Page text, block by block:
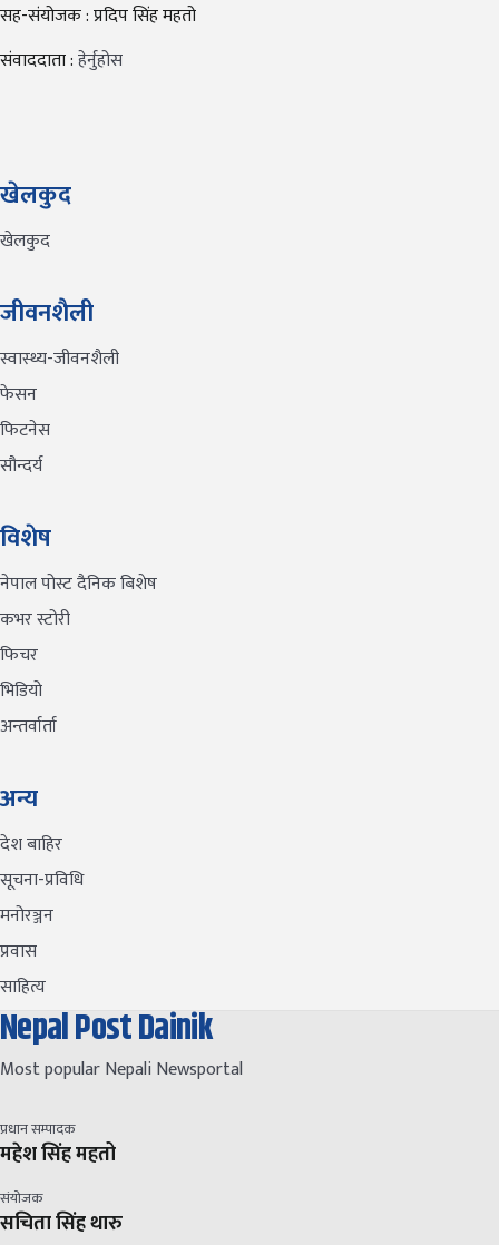
सह-संयोजक : प्रदिप सिंह महतो
संवाददाता :हेर्नुहोस
खेलकुद
खेलकुद
जीवनशैली
स्वास्थ्य-जीवनशैली
फेसन
फिटनेस
सौन्दर्य
विशेष
नेपाल पोस्ट दैनिक बिशेष
कभर स्टोरी
फिचर
भिडियो
अन्तर्वार्ता
अन्य
देश बाहिर
सूचना-प्रविधि
मनोरञ्जन
प्रवास
साहित्य
Nepal Post Dainik
Most popular Nepali Newsportal
प्रधान सम्पादक
महेश सिंह महतो
संयोजक
सचिता सिंह थारु